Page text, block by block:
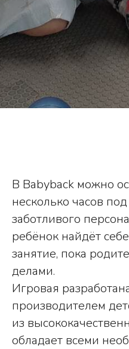
В Babyback можно
несколько часов
заботливого
ребёнок найдёт
занятие, пока
делами.
Игровая
производителем
из
обладает всеми